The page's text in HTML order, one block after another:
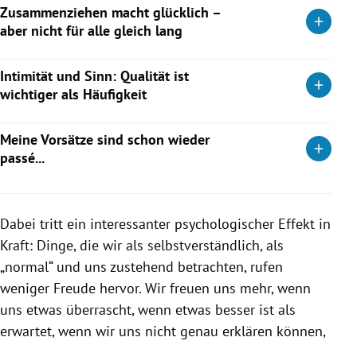
Weiterlesen
Happiness Report 2026 auf Platz 19. Die Daten zeigen:
Entscheidend für Zufriedenheit sind soziale Sicherheit,
digitalen Welt – und nicht allein wirtschaftliche Stärke.
Zusammenziehen macht glücklich –
aber nicht für alle gleich lang
fühlt es sich oft an. Eine Studie belegt den Effekt, warnt aber
vor Stolpersteinen. Sinnforscherin Tatjana Schnell verrät, wie
Intimität und Sinn: Qualität ist
wichtiger als Häufigkeit
kann mit weniger depressiven Symptomen verbunden sein –
besonders bei ein- bis zweimal pro Woche.
Meine Vorsätze sind schon wieder
passé...
Rat.
Weiterlesen
Dabei tritt ein interessanter psychologischer Effekt in
Kraft: Dinge, die wir als selbstverständlich, als
„normal“ und uns zustehend betrachten, rufen
weniger Freude hervor. Wir freuen uns mehr, wenn
uns etwas überrascht, wenn etwas besser ist als
erwartet, wenn wir uns nicht genau erklären können,